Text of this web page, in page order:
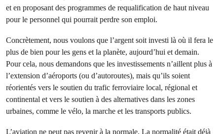
et en proposant des programmes de requalification de haut niveau
pour le personnel qui pourrait perdre son emploi.
Concrètement, nous voulons que l’argent soit investi là où il fera le
plus de bien pour les gens et la planète, aujourd’hui et demain.
Pour cela, nous demandons que les investissements n’aillent plus à
l’extension d’aéroports (ou d’autoroutes), mais qu’ils soient
réorientés vers le soutien du trafic ferroviaire local, régional et
continental et vers le soutien à des alternatives dans les zones
urbaines, comme le vélo, la marche et les transports publics.
L’aviation ne peut pas revenir à la normale. La normalité était déjà